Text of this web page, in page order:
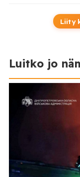
Liity
Luitko jo